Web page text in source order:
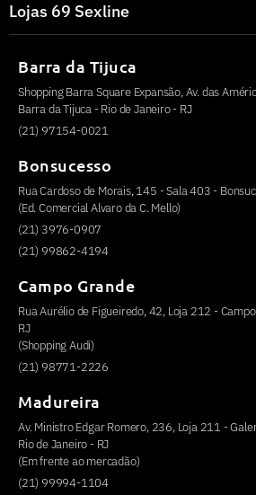
Lojas 69 Sexline
Barra da Tijuca
Shopping Barra Square Expansão, Av. das
Barra da Tijuca - Rio de Janeiro - RJ
(21) 97154-0021
Bonsucesso
Rua Cardoso de Morais, 145 - Sala 403 -
(Ed. Comercial Alvaro da C. Mello)
(21) 3976-0907
(21) 99862-4194
Campo Grande
Rua Aurélio de Figueiredo, 42, Loja 212 -
RJ
(Shopping Audi)
(21) 98771-2226
Madureira
Av. Ministro Edgar Romero, 236, Loja 211 -
Rio de Janeiro - RJ
(Em frente ao mercadão)
(21) 99994-1104